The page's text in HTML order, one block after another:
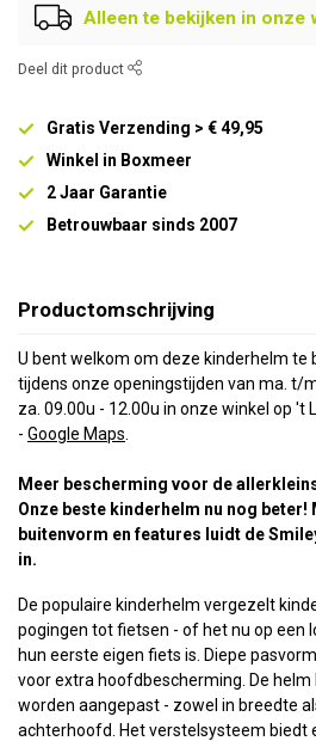
Alleen te bekijken in onze
Deel dit product
Gratis Verzending > € 49,95
Winkel in Boxmeer
2 Jaar Garantie
Betrouwbaar sinds 2007
Productomschrijving
U bent welkom om deze kinderhelm te
tijdens onze openingstijden van ma. t/
za. 09.00u - 12.00u in onze winkel op 't
- Google Maps
Meer bescherming voor de
Onze beste kinderhelm nu nog beter!
buitenvorm en features luidt de
in.
De populaire kinderhelm vergezelt
pogingen tot fietsen - of het nu op een
hun eerste eigen fiets is. Diepe
voor extra hoofdbescherming. De
worden aangepast - zowel in breedte
achterhoofd. Het verstelsysteem biedt